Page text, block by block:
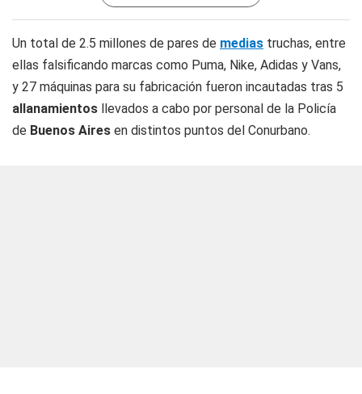
Un total de 2.5 millones de pares de medias truchas, entre
ellas falsificando marcas como Puma, Nike, Adidas y Vans,
y 27 máquinas para su fabricación fueron incautadas tras 5
allanamientos llevados a cabo por personal de la Policía
de Buenos Aires en distintos puntos del Conurbano.